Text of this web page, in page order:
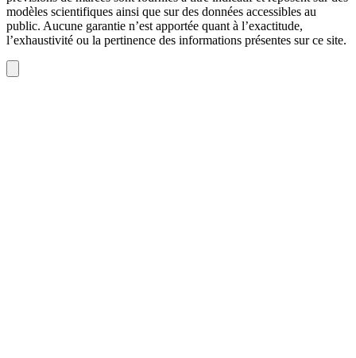
modèles scientifiques ainsi que sur des données accessibles au
public. Aucune garantie n’est apportée quant à l’exactitude,
l’exhaustivité ou la pertinence des informations présentes sur ce site.